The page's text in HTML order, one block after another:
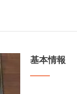
基本情報